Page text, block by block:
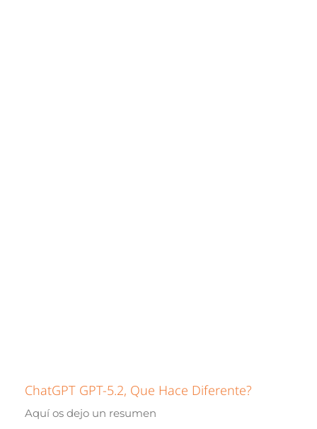
ChatGPT GPT-5.2, Que Hace Diferente?
Aquí os dejo un resumen